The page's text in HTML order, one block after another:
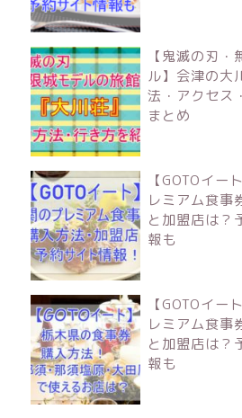
【鬼滅の刃
ル】会津の大
法・アクセス
まとめ
【GOTOイー
レミアム食事
と加盟店は？
報も
【GOTOイー
レミアム食事
と加盟店は？
報も